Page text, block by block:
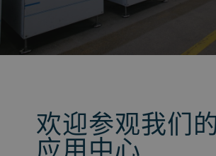
欢迎参观我们